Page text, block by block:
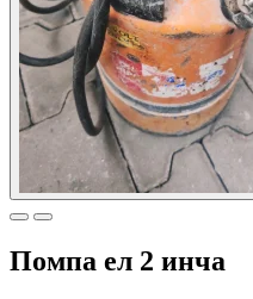
Помпа ел 2 инча